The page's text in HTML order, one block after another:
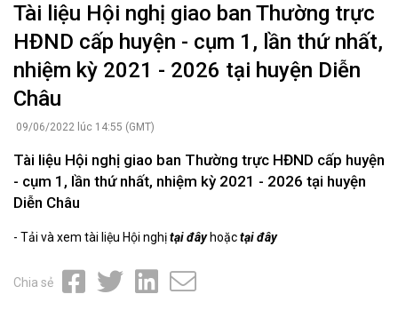
Tài liệu Hội nghị giao ban Thường trực
HĐND cấp huyện - cụm 1, lần thứ nhất,
nhiệm kỳ 2021 - 2026 tại huyện Diễn
Châu
09/06/2022 lúc 14:55 (GMT)
Tài liệu Hội nghị giao ban Thường trực HĐND cấp huyện
- cụm 1, lần thứ nhất, nhiệm kỳ 2021 - 2026 tại huyện
Diễn Châu
- Tải và xem tài liệu Hội nghịtại đâyhoặctại đây
Chia sẻ